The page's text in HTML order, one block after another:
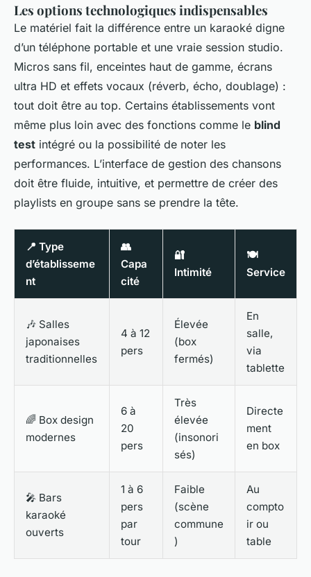
Les options technologiques indispensables
Le matériel fait la différence entre un karaoké digne
d’un téléphone portable et une vraie session studio.
Micros sans fil, enceintes haut de gamme, écrans
ultra HD et effets vocaux (réverb, écho, doublage) :
tout doit être au top. Certains établissements vont
même plus loin avec des fonctions comme le blind
test intégré ou la possibilité de noter les
performances. L’interface de gestion des chansons
doit être fluide, intuitive, et permettre de créer des
playlists en groupe sans se prendre la tête.
📍 Type
d’établisseme
nt
👥
Capa
cité
🔐
Intimité
🍽️
Service
🎶 Salles
japonaises
traditionnelles
4 à 12
pers
Élevée
(box
fermés)
En
salle,
via
tablette
🌈 Box design
modernes
6 à
20
pers
Très
élevée
(insonori
sés)
Directe
ment
en box
🎤 Bars
karaoké
ouverts
1 à 6
pers
par
tour
Faible
(scène
commune
)
Au
compto
ir ou
table